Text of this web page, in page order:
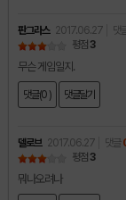
판그라스 2017.06.27 댓
평점 3
무슨 게임일지.
댓글(0 ) 댓글달기
델로브 2017.06.27 댓글
평점 3
뭐나오려나